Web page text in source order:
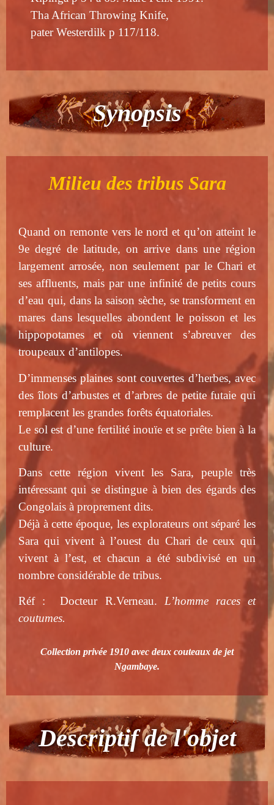
Tha African Throwing Knife,
pater Westerdilk p 117/118.
Synopsis
Milieu des tribus Sara
Quand on remonte vers le nord et qu’on atteint le
9e degré de latitude, on arrive dans une région
largement arrosée, non seulement par le Chari et
ses affluents, mais par une infinité de petits cours
d’eau qui, dans la saison sèche, se transforment en
mares dans lesquelles abondent le poisson et les
hippopotames et où viennent s’abreuver des
troupeaux d’antilopes.
D’immenses plaines sont couvertes d’herbes, avec
des îlots d’arbustes et d’arbres de petite futaie qui
remplacent les grandes forêts équatoriales.
Le sol est d’une fertilité inouïe et se prête bien à la
culture.
Dans cette région vivent les Sara, peuple très
intéressant qui se distingue à bien des égards des
Congolais à proprement dits.
Déjà à cette époque, les explorateurs ont séparé les
Sara qui vivent à l’ouest du Chari de ceux qui
vivent à l’est, et chacun a été subdivisé en un
nombre considérable de tribus.
Réf : Docteur R.Verneau. L’homme races et
coutumes.
Collection privée 1910 avec deux couteaux de jet
Ngambaye.
Descriptif de l'objet